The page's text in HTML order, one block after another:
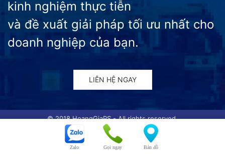
kinh nghiệm thực tiễn
và đề xuất giải pháp tối ưu nhất cho
doanh nghiệp của bạn.
LIÊN HỆ NGAY
© 2018 HoangGiaPS - All rights reserved.
CÔNG TY CỔ PHẦN
Bản đồ
Gọi ngay
Zalo